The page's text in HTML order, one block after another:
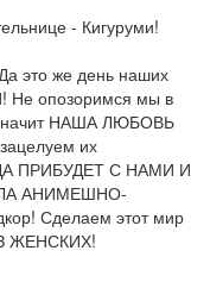
- Кигуруми!
это же день наших
Не опозоримся мы в
значит НАША ЛЮБОВЬ
их
ПРИБУДЕТ С НАМИ И
АНИМЕШНО-
Сделаем этот мир
ЖЕНСКИХ!